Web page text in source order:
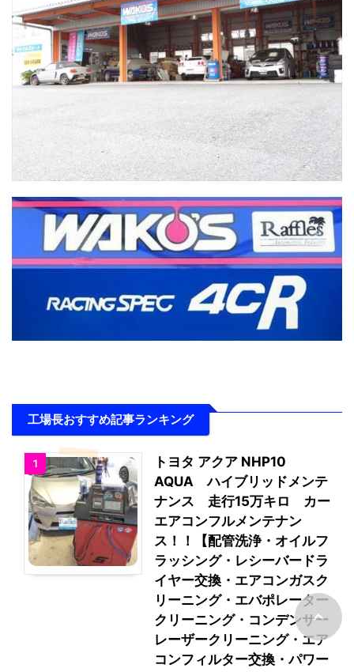
工場長おすすめ記事ランキング
1
トヨタ アクア NHP10
AQUA ハイブリッドメンテ
ナンス 走行15万キロ カー
エアコンフルメンテナン
ス！！【配管洗浄・オイルフ
ラッシング・レシーバードラ
イヤー交換・エアコンガスク
リーニング・エバポレーター
クリーニング・コンデンサー
レーザークリーニング・エア
コンフィルター交換・パワー